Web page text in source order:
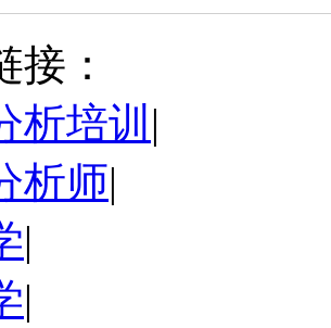
黄和平 南昌市
博导
学校：江西财经大学
立即咨询
接：
析培训 |
析师|
|
|